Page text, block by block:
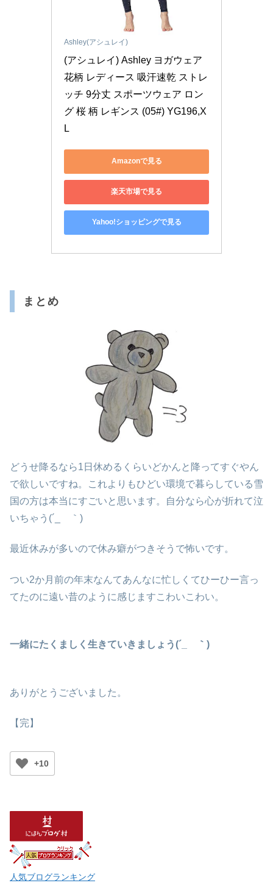
Ashley(アシュレイ)
(アシュレイ) Ashley ヨガウェア
花柄 レディース 吸汗速乾 ストレ
ッチ 9分丈 スポーツウェア ロン
グ 桜 柄 レギンス (05#) YG196,X
L
Amazonで見る
楽天市場で見る
Yahoo!ショッピングで見る
まとめ
どうせ降るなら1日休めるくらいどかんと降ってすぐやん
で欲しいですね。これよりもひどい環境で暮らしている雪
国の方は本当にすごいと思います。自分なら心が折れて泣
いちゃう(´_ゝ｀)
最近休みが多いので休み癖がつきそうで怖いです。
つい2か月前の年末なんてあんなに忙しくてひーひー言っ
てたのに遠い昔のように感じますこわいこわい。
一緒にたくましく生きていきましょう(´_ゝ｀)
ありがとうございました。
【完】
+10
人気ブログランキング